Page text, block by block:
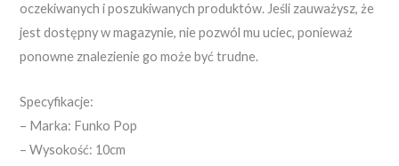
oczekiwanych i poszukiwanych produktów. Jeśli zauważysz, że
jest dostępny w magazynie, nie pozwól mu uciec, ponieważ
ponowne znalezienie go może być trudne.
Specyfikacje:
– Marka: Funko Pop
– Wysokość: 10cm